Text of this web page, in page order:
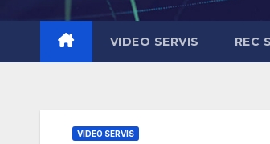
VIDEO SERVIS REC
VIDEO SERVIS